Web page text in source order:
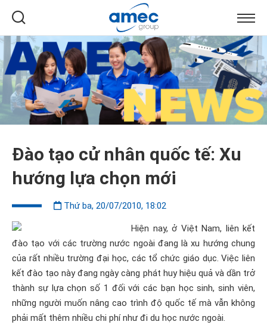
Đào tạo cử nhân quốc tế: Xu
hướng lựa chọn mới
Thứ ba, 20/07/2010, 18:02
Hiện nay, ở Việt Nam, liên kết
đào tạo với các trường nước ngoài đang là xu hướng chung
của rất nhiều trường đại học, các tổ chức giáo dục. Việc liên
kết đào tạo này đang ngày càng phát huy hiệu quả và dần trở
thành sự lựa chọn số 1 đối với các bạn học sinh, sinh viên,
những người muốn nâng cao trình độ quốc tế mà vẫn không
phải mất thêm nhiều chi phí như đi du học nước ngoài.